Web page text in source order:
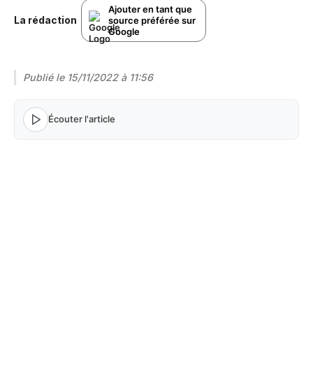
La rédaction
Ajouter en tant que
source préférée sur
Google
Publié le 15/11/2022 à 11:56
Écouter l'article